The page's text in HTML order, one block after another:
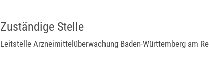
Zuständige Stelle
Leitstelle Arzneimittelüberwachung Baden-Württemberg am